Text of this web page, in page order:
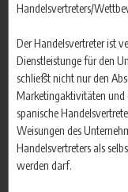
Handelsvertreters/
Der Handelsvertreter ist
Dienstleistunge für den
schließt nicht nur den
Marketingaktivitäten und
spanische
Weisungen des
Handelsvertreters als
werden darf.